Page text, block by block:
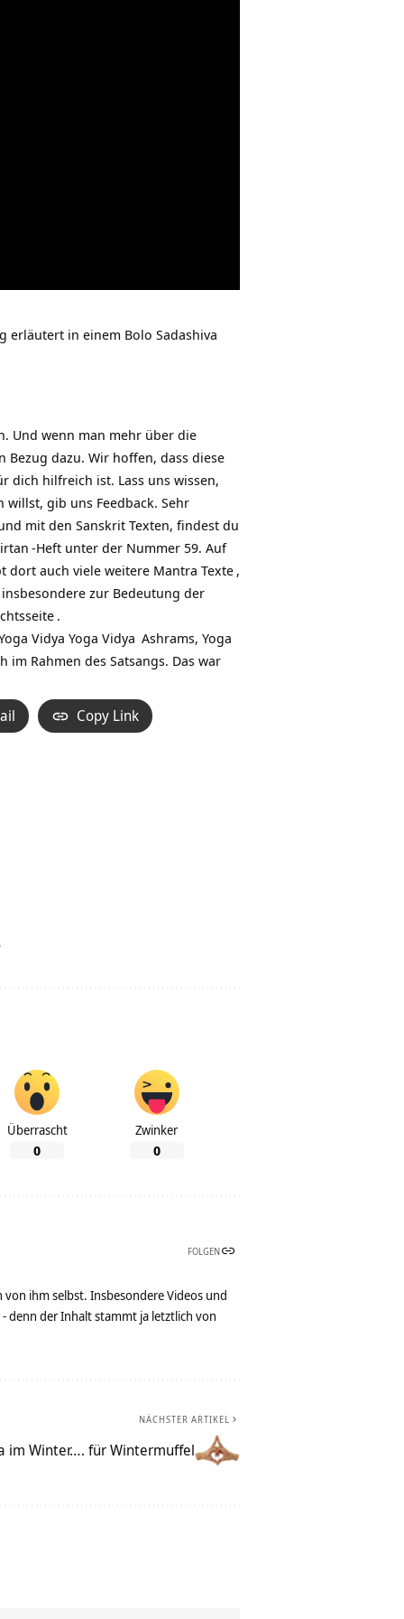
erläutert in einem Bolo Sadashiva
Und wenn man mehr über die
Bezug dazu. Wir hoffen, dass diese
dich hilfreich ist. Lass uns wissen,
gib uns Feedback. Sehr
mit den Sanskrit Texten, findest du
-Heft unter der Nummer 59. Auf
dort auch viele weitere Mantra Texte ,
insbesondere zur Bedeutung der
.
Vidya Yoga Vidya Ashrams, Yoga
Rahmen des Satsangs. Das war
Copy Link
Überrascht
0
Zwinker
0
FOLGEN
ihm selbst. Insbesondere Videos und
denn der Inhalt stammt ja letztlich von
NÄCHSTER ARTIKEL
im Winter…. für Wintermuffel